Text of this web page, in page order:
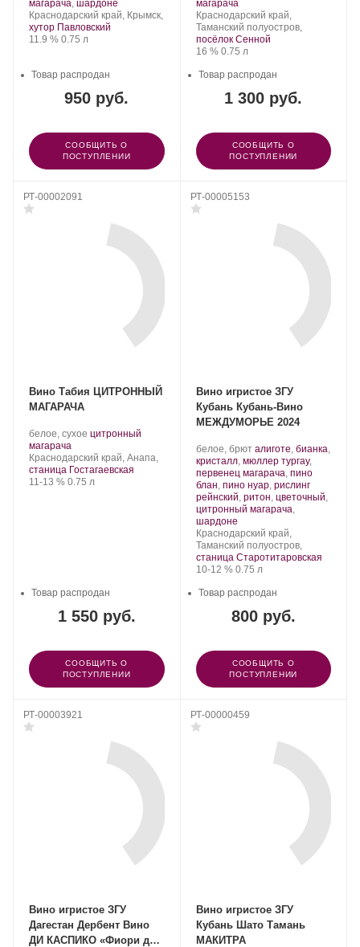
Winery.
магарача, шардоне
Регион:
Краснодарский край, Крымск,
хутор Павловский
Крепость
11.9 %. Объем
0.75 л
950 руб.
Товар распродан
СООБЩИТЬ О
ПОСТУПЛЕНИИ
магарача.
Регион:
Краснодарский край,
Таманский полуостров,
посёлок Сенной
Крепость
16 %. Объем
0.75 л
1 300 руб.
Товар распродан
СООБЩИТЬ О
ПОСТУПЛЕНИИ
РТ-00002091
Вино Табия ЦИТРОННЫЙ
МАГАРАЧА
Производитель:
Табия.
белое, сухое .
винограда:
цитронный
магарача
Регион:
Краснодарский край, Анапа,
станица Гостагаевская
Крепость
11-13 %. Объем
0.75 л
1 550 руб.
Товар распродан
СООБЩИТЬ О
ПОСТУПЛЕНИИ
РТ-00005153
Вино игристое ЗГУ
Кубань Кубань-Вино
МЕЖДУМОРЬЕ 2024
Производитель:
Кубань-
Вино.
белое, брют .
Сорт
винограда:
алиготе, бианка,
кристалл, мюллер тургау,
первенец магарача, пино
блан, пино нуар, рислинг
рейнский, ритон, цветочный,
цитронный магарача,
шардоне.
Регион:
Краснодарский край,
Таманский полуостров,
станица Старотитаровская
Крепость
10-12 %. Объем
0.75 л
800 руб.
Товар распродан
СООБЩИТЬ О
ПОСТУПЛЕНИИ
РТ-00003921
Вино игристое ЗГУ
Дагестан Дербент Вино
ДИ КАСПИКО «Фиори ди
РТ-00000459
Вино игристое ЗГУ
Кубань Шато Тамань
МАКИТРА